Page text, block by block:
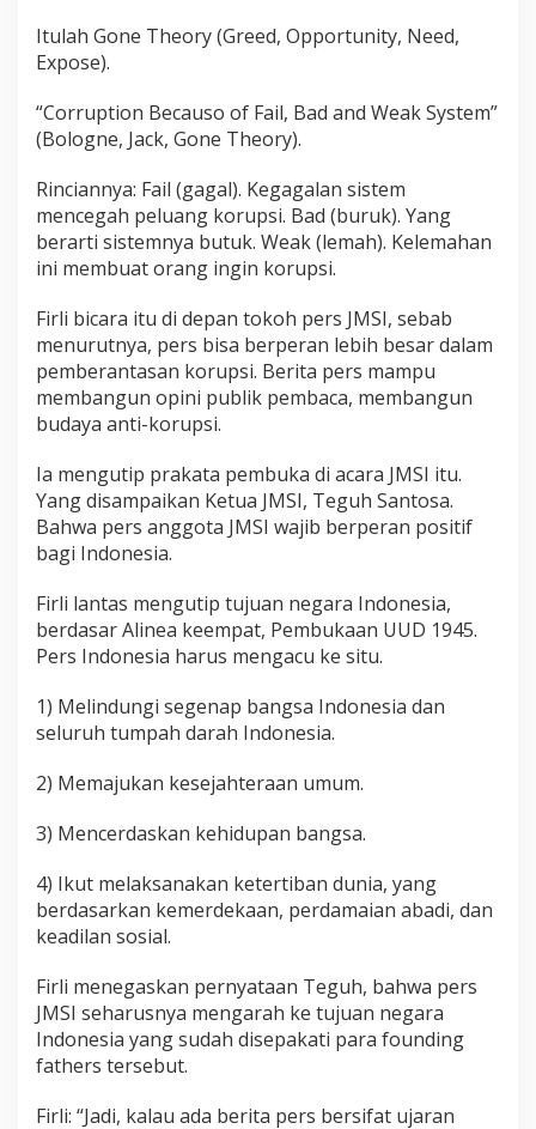
Itulah Gone Theory (Greed, Opportunity, Need,
Expose).
“Corruption Becauso of Fail, Bad and Weak System”
(Bologne, Jack, Gone Theory).
Rinciannya: Fail (gagal). Kegagalan sistem
mencegah peluang korupsi. Bad (buruk). Yang
berarti sistemnya butuk. Weak (lemah). Kelemahan
ini membuat orang ingin korupsi.
Firli bicara itu di depan tokoh pers JMSI, sebab
menurutnya, pers bisa berperan lebih besar dalam
pemberantasan korupsi. Berita pers mampu
membangun opini publik pembaca, membangun
budaya anti-korupsi.
Ia mengutip prakata pembuka di acara JMSI itu.
Yang disampaikan Ketua JMSI, Teguh Santosa.
Bahwa pers anggota JMSI wajib berperan positif
bagi Indonesia.
Firli lantas mengutip tujuan negara Indonesia,
berdasar Alinea keempat, Pembukaan UUD 1945.
Pers Indonesia harus mengacu ke situ.
1) Melindungi segenap bangsa Indonesia dan
seluruh tumpah darah Indonesia.
2) Memajukan kesejahteraan umum.
3) Mencerdaskan kehidupan bangsa.
4) Ikut melaksanakan ketertiban dunia, yang
berdasarkan kemerdekaan, perdamaian abadi, dan
keadilan sosial.
Firli menegaskan pernyataan Teguh, bahwa pers
JMSI seharusnya mengarah ke tujuan negara
Indonesia yang sudah disepakati para founding
fathers tersebut.
Firli: “Jadi, kalau ada berita pers bersifat ujaran